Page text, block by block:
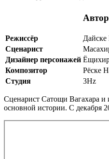
Режиссёр
Сценарист
Дизайнер персонажей
Композитор
Рёске
Студия
3Hz
Сценарист Сатощи Вагахара и
основной истории. С декабря